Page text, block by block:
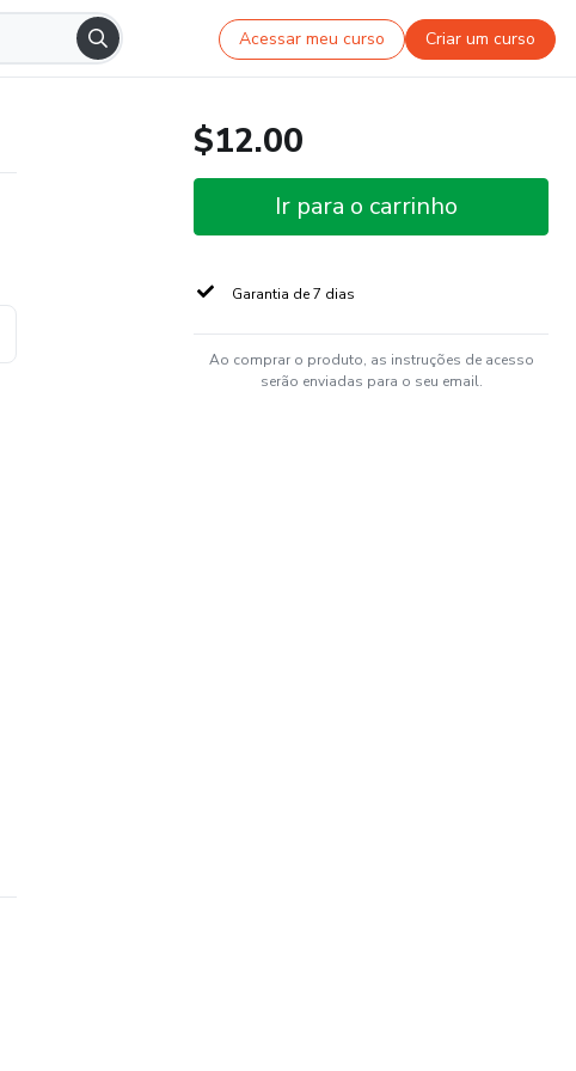
Acessar meu curso Criar um curso
$12.00
Ir para o carrinho
Garantia de 7 dias
Ao comprar o produto, as instruções de acesso
serão enviadas para o seu email.